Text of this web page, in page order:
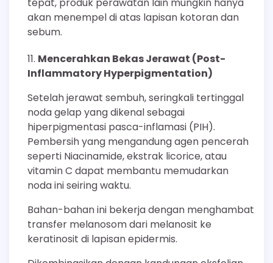
akan menempel di atas lapisan kotoran dan
sebum.
Mencerahkan Bekas Jerawat (Post-
Inflammatory Hyperpigmentation)
Setelah jerawat sembuh, seringkali tertinggal
noda gelap yang dikenal sebagai
hiperpigmentasi pasca-inflamasi (PIH).
Pembersih yang mengandung agen pencerah
seperti Niacinamide, ekstrak licorice, atau
vitamin C dapat membantu memudarkan
noda ini seiring waktu.
Bahan-bahan ini bekerja dengan menghambat
transfer melanosom dari melanosit ke
keratinosit di lapisan epidermis.